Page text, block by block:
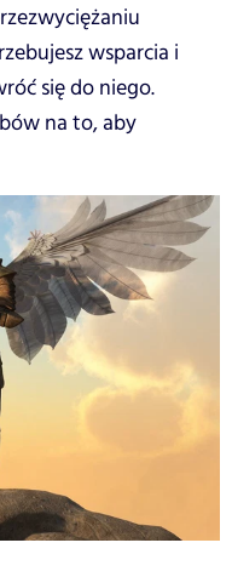
wsparcia i
się do niego.
na to, aby